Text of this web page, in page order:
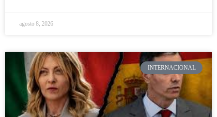
agosto 8, 2026
INTERNACIONAL